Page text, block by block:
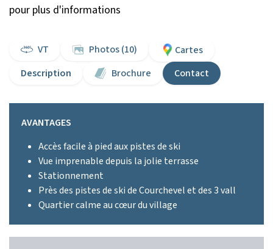
pour plus d'informations
VT Photos (10)
Cartes
Description
Brochure Contact
AVANTAGES
Accès facile à pied aux pistes de ski
Vue imprenable depuis la jolie terrasse
Stationnement
Près des pistes de ski de Courchevel et des 3 vall
Quartier calme au cœur du village